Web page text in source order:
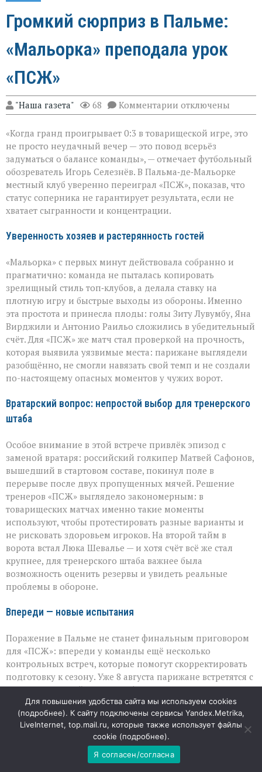
Громкий сюрприз в Пальме:
«Мальорка» преподала урок
«ПСЖ»
"Наша газета" 68 Комментарии к
записи
сюрприз
в
Пальме:
«Мальорка»
преподала
урок
«ПСЖ»
отключены
«Когда гранд проигрывает 0:3 в товарищеской игре, это
не просто неудачный вечер — это повод всерьёз
задуматься о балансе команды», — отмечает футбольный
обозреватель Игорь Селезнёв. В Пальма‑де‑Мальорке
местный клуб уверенно переиграл «ПСЖ», показав, что
статус соперника не гарантирует результата, если не
хватает сыгранности и концентрации.
Уверенность хозяев и растерянность гостей
«Мальорка» с первых минут действовала собранно и
прагматично: команда не пыталась копировать
зрелищный стиль топ‑клубов, а делала ставку на
плотную игру и быстрые выходы из обороны. Именно
эта простота и принесла плоды: голы Зиту Лувумбу, Яна
Вирджили и Антонио Раильо сложились в убедительный
счёт. Для «ПСЖ» же матч стал проверкой на прочность,
которая выявила уязвимые места: парижане выглядели
разобщённо, не смогли навязать свой темп и не создали
по-настоящему опасных моментов у чужих ворот.
Вратарский вопрос: непростой выбор для тренерского
штаба
Особое внимание в этой встрече привлёк эпизод с
заменой вратаря: российский голкипер Матвей Сафонов,
вышедший в стартовом составе, покинул поле в
перерыве после двух пропущенных мячей. Решение
тренеров «ПСЖ» выглядело закономерным: в
товарищеских матчах именно такие моменты
используют, чтобы протестировать разные варианты и
не рисковать здоровьем игроков. На второй тайм в
ворота встал Люка Шевалье — и хотя счёт всё же стал
крупнее, для тренерского штаба важнее была
возможность оценить резервы и увидеть реальные
проблемы в обороне.
Впереди — новые испытания
Поражение в Пальме не станет финальным приговором
для «ПСЖ»: впереди у команды ещё несколько
контрольных встреч, которые помогут скорректировать
подготовку к сезону. Уже 8 августа парижане встретятся с
«Манчестер Юнайтед» в Гётеборге — и этот матч станет
новой точкой отсчёта: там можно будет проверить,
насколько быстро команда способна учиться на ошибках.
Для болельщиков такие игры — не столько про результат,
сколько про готовность команды к серьёзным турнирам,
где цена ошибки заметно выше.
Для повышения удобства сайта мы используем cookies
(подробнее). К сайту подключены сервисы Yandex.Metrika,
LiveInternet, top.mail.ru, которые также использует файлы
cookie (подробнее).
Я согласен/согласна